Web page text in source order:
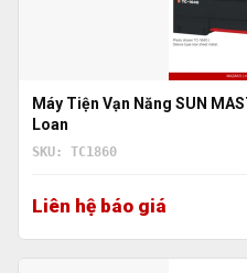
Máy Tiện Vạn Năng SUN
Loan
SKU: TC1860
Liên hệ báo giá